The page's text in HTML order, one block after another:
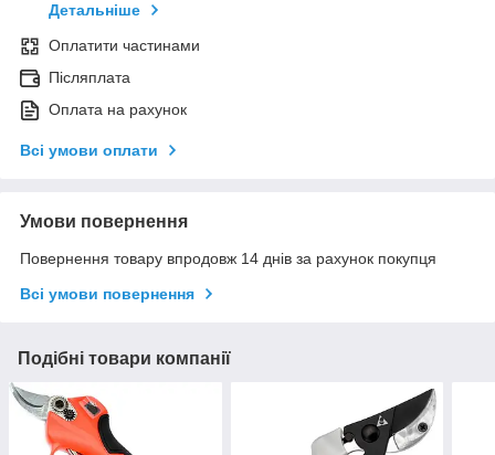
Детальніше
Оплатити частинами
Післяплата
Оплата на рахунок
Всі умови оплати
Умови повернення
Повернення товару впродовж 14 днів за рахунок покупця
Всі умови повернення
Подібні товари компанії